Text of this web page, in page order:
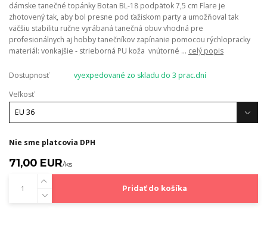
dámske tanečné topánky Botan BL-18 podpätok 7,5 cm Flare je
zhotovený tak, aby bol presne pod ťažiskom party a umožňoval tak
väčšiu stabilitu ručne vyrábaná tanečná obuv vhodná pre
profesionálnych aj hobby tanečníkov zapínanie pomocou rýchlopracky
materiál: vonkajšie - strieborná PU koža vnútorné ... celý popis
Dostupnosť
vyexpedované zo skladu do 3 prac.dní
Veľkosť
Nie sme platcovia DPH
71,00 EUR/ks
Pridať do košíka